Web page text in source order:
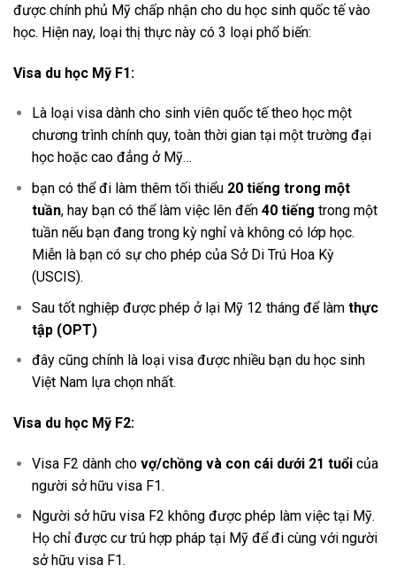
được chính phủ Mỹ chấp nhận cho du học sinh quốc tế vào
học. Hiện nay, loại thị thực này có 3 loại phổ biến:
Visa du học Mỹ F1:
Là loại visa dành cho sinh viên quốc tế theo học một
chương trình chính quy, toàn thời gian tại một trường đại
học hoặc cao đẳng ở Mỹ…
bạn có thể đi làm thêm tối thiểu20 tiếng trong một
tuần, hay bạn có thể làm việc lên đến 40 tiếng trong một
tuần nếu bạn đang trong kỳ nghỉ và không có lớp học.
Miễn là bạn có sự cho phép của Sở Di Trú Hoa Kỳ
(USCIS).
Sau tốt nghiệp được phép ở lại Mỹ 12 tháng để làm thực
tập (OPT)
đây cũng chính là loại visa được nhiều bạn du học sinh
Việt Nam lựa chọn nhất.
Visa du học Mỹ F2:
Visa F2 dành cho vợ/chồng và con cái dưới 21 tuổicủa
người sở hữu visa F1.
Người sở hữu visa F2 không được phép làm việc tại Mỹ.
Họ chỉ được cư trú hợp pháp tại Mỹ để đi cùng với người
sở hữu visa F1.